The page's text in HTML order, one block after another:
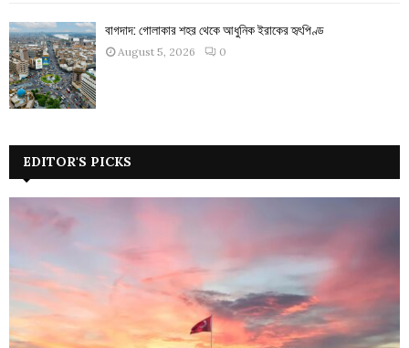
বাগদাদ: গোলাকার শহর থেকে আধুনিক ইরাকের হৃৎপিণ্ড
August 5, 2026 0
EDITOR'S PICKS